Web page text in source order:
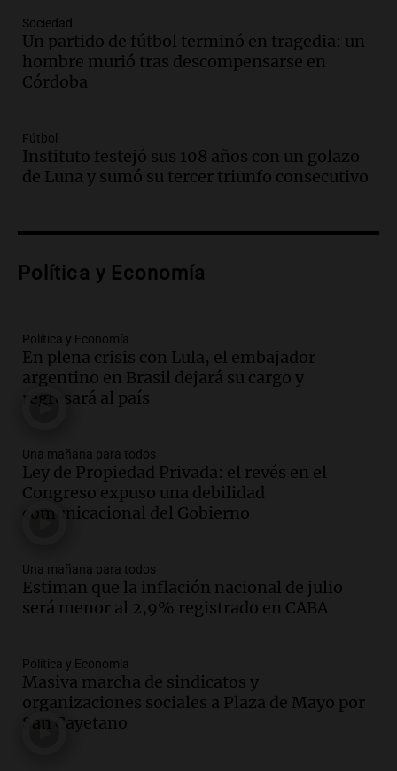
Episodios
Audio.Casabindo se prepara para una
celebración única: 30.000 turistas y el
tradicional Toreo de la Vincha
Audio.Borges, abogada de Pourrain:
"Tres hombres se lo llevaron para
hacerle preguntas y nunca regresó"
Episodios
metros del río Suquía y retiraron hasta
Episodios
Audio.La historia de la servilleta que
firmó Jorge Messi para el primer
contrato de Leo con Barcelona
Audio.Joan Gaspart: "Sin Jorge, no sé si
Messi hubiera llegado adonde llegó"
Una mañana para todos
Audio.El orgullo y el sueño argentino de
Jorge Messi en una entrevista con Rony
Vargas en 2007
Audio.El abuelo de Agostina Vega, tras
las nuevas detenciones: "En esa casa
todos tenían algo que ver"
Sociedad
Un partido de fútbol terminó en tragedia: un
hombre murió tras descompensarse en
Córdoba
Fútbol
Instituto festejó sus 108 años con un golazo
de Luna y sumó su tercer triunfo consecutivo
Política y Economía
Política y Economía
En plena crisis con Lula, el embajador
argentino en Brasil dejará su cargo y
regresará al país
Una mañana para todos
Ley de Propiedad Privada: el revés en el
Congreso expuso una debilidad
comunicacional del Gobierno
Una mañana para todos
Estiman que la inflación nacional de julio
será menor al 2,9% registrado en CABA
Política y Economía
Masiva marcha de sindicatos y
organizaciones sociales a Plaza de Mayo por
San Cayetano